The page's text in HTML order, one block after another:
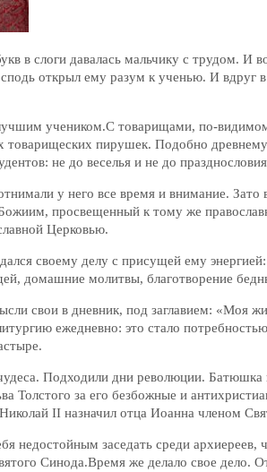
в слоги давалась мальчику с трудом. И
открыл ему разум к ученью. И вдруг
учеником.С товарищами, по-
пирушек. Подобно
не до веселья и не до
у него все время и внимание.
просвещенный к тому же
Церковью.
своему делу с присущей ему
домашние молитвы, благотворение
свои в дневник, под заглавием: «Моя
ежедневно: это стало
Подходили дни революции.
Толстого за его безбожные и
II назначил отца Иоанна членом
недостойным заседать среди
Синода.Время же делало свое дело.